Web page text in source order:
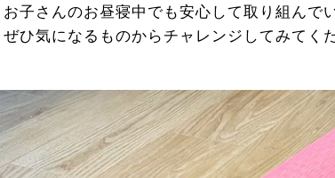
お子さんのお昼寝中でも安心して取り組んで
ぜひ気になるものからチャレンジしてみてく